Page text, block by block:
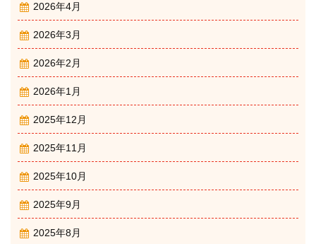
2026年4月
2026年3月
2026年2月
2026年1月
2025年12月
2025年11月
2025年10月
2025年9月
2025年8月